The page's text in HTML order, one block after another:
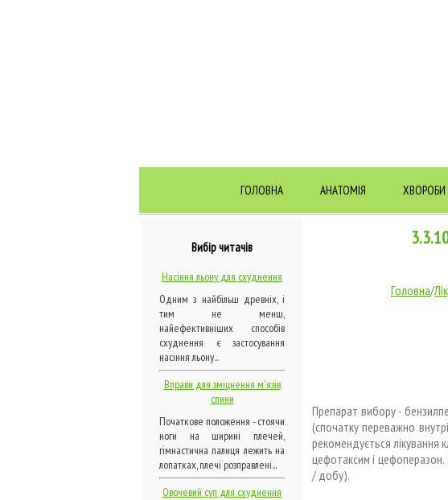
ГОЛОВНА АНАТОМІЯ ХВОРОБИ
Вибір читачів
Насіння льону для схуднення
Одним з найбільш древніх, і
тим не менш,
найефективніших способів
схуднення є застосування
насіння льону...
Вправи для зміцнення м'язів
спини
Початкове положення - стоячи
ноги на ширині плечей,
гімнастична палиця лежить на
лопатках, плечі розправлені...
Овочевий суп для схуднення
Головна/
Препарат вибору -
(спочатку переважно
рекомендується лікування
цефотаксим і цефоперазон.
/ добу).